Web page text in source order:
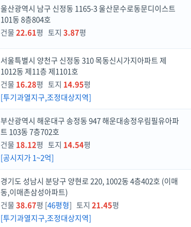
울산광역시 남구 신정동 1165-3 울산문수로동문디이스트
101동 8층804호
건물22.61평 토지 3.87평
서울특별시 양천구 신정동 310 목동신시가지아파트 제
1012동 제11층 제1101호
건물 16.28평 토지 14.95평
[투기과열지구,조정대상지역]
부산광역시 해운대구 송정동 947 해운대송정우림필유아파
트 103동 7층702호
건물 18.12평 토지 14.54평
[공시지가 1~2억]
경기도 성남시 분당구 양현로 220, 1002동 4층402호 (이매
동,이매촌삼성아파트)
건물38.67평 [46평형] 토지 21.45평
[투기과열지구,조정대상지역]